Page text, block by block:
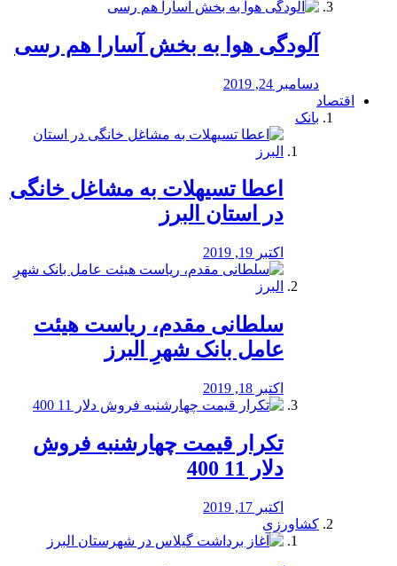
آلودگی هوا به بخش آسارا هم رسی
دسامبر 24, 2019
اقتصاد
بانک
️اعطا تسیهلات به مشاغل خانگی
در استان البرز
اکتبر 19, 2019
سلطانی مقدم، ریاست هیئت
عامل بانک شهرِ البرز
اکتبر 18, 2019
تکرار قیمت چهارشنبه فروش
دلار 11 400
اکتبر 17, 2019
کشاورزی